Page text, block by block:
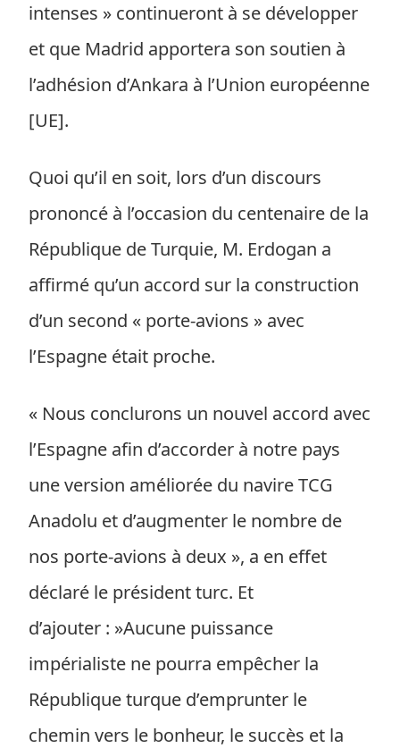
intenses » continueront à se développer
et que Madrid apportera son soutien à
l’adhésion d’Ankara à l’Union européenne
[UE].
Quoi qu’il en soit, lors d’un discours
prononcé à l’occasion du centenaire de la
République de Turquie, M. Erdogan a
affirmé qu’un accord sur la construction
d’un second « porte-avions » avec
l’Espagne était proche.
« Nous conclurons un nouvel accord avec
l’Espagne afin d’accorder à notre pays
une version améliorée du navire TCG
Anadolu et d’augmenter le nombre de
nos porte-avions à deux », a en effet
déclaré le président turc. Et
d’ajouter : »Aucune puissance
impérialiste ne pourra empêcher la
République turque d’emprunter le
chemin vers le bonheur, le succès et la